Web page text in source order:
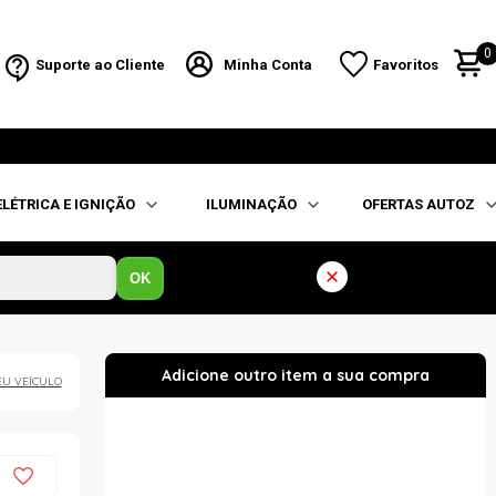
Suporte ao Cliente Minha Conta Favoritos
0
E IGNIÇÃO ILUMINAÇÃO OFERTAS AUTOZ
OK
VEÍCULO